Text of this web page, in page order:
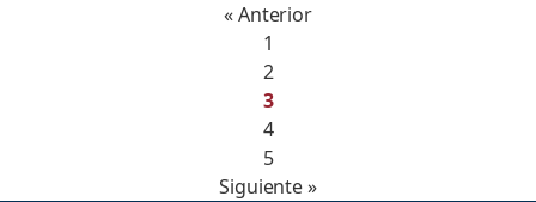
« Anterior
1
2
3
4
5
Siguiente »